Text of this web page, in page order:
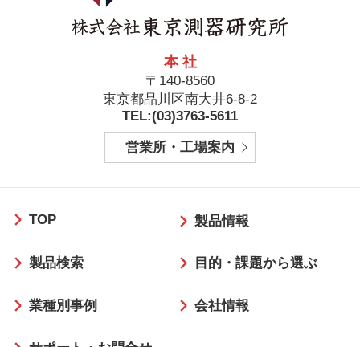
本 社
〒140-8560
東京都品川区南大井6-8-2
TEL:(03)3763-5611
営業所・工場案内
ッ
ー
TOP 製品情報
製品検索 目的・課題から選ぶ
業種別事例 会社情報